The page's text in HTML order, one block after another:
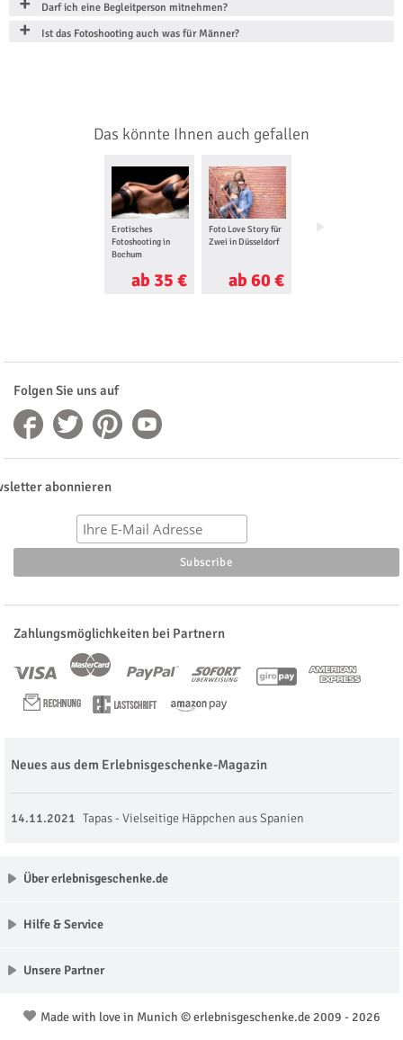
Darf ich eine Begleitperson mitnehmen?
Ist das Fotoshooting auch was für Männer?
Das könnte Ihnen auch gefallen
Erotisches
Fotoshooting in
Bochum
ab 35 €
Foto Love Story für
Zwei in Düsseldorf
ab 60 €
Foto Tour in
Folgen Sie uns auf
abonnieren
Zahlungsmöglichkeiten bei Partnern
Neues aus dem Erlebnisgeschenke-Magazin
14.11.2021 Tapas - Vielseitige Häppchen aus Spanien
Über erlebnisgeschenke.de
Hilfe & Service
Unsere Partner
Made with love in Munich © erlebnisgeschenke.de 2009 - 2026